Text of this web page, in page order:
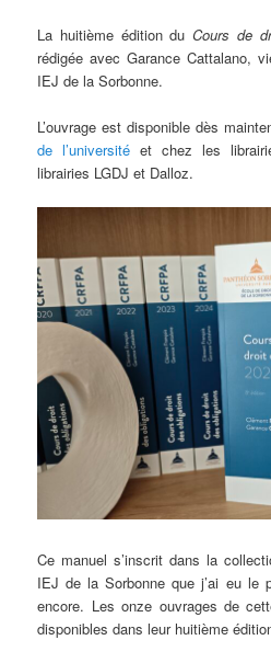
La huitième édition duCours de
rédigée avec Garance Cattalano,
IEJ de la Sorbonne.
L’ouvrage est disponible dès
de l’université et chez les
librairies LGDJ et Dalloz.
Ce manuel s’inscrit dans la
IEJ de la Sorbonne que j’ai eu le
encore. Les onze ouvrages de
disponibles dans leur huitième